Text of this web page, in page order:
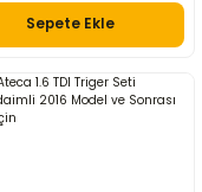
Sepete Ekle